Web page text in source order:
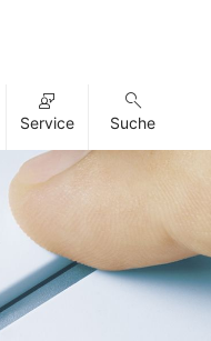
Service Suche